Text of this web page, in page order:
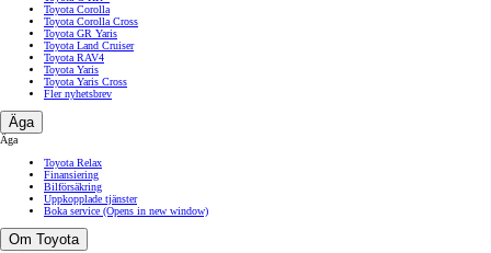
Begagnade bilar
Garanti begagnad bil
GR Sport-modeller
Köpa
Privatleasing
Boka provkörning
Broschyrer & prislistor
Kampanjer
Våra nyhetsbrev